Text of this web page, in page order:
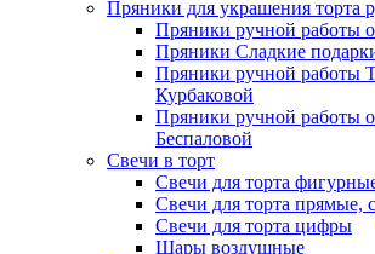
Пряники для украшения торта
Пряники ручной работы
Пряники Сладкие
Пряники ручной работы
Курбаковой
Пряники ручной работы
Беспаловой
Свечи в торт
Свечи для торта
Свечи для торта прямые,
Свечи для торта цифры
Шары воздушные